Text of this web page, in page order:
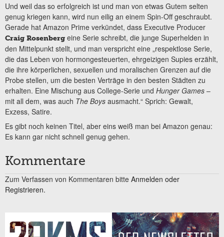
Und weil das so erfolgreich ist und man von etwas Gutem selten
genug kriegen kann, wird nun eilig an einem Spin-Off geschraubt.
Gerade hat Amazon Prime verkündet, dass Executive Producer
Craig Rosenberg eine Serie schreibt, die junge Superhelden in
den Mittelpunkt stellt, und man verspricht eine „respektlose Serie,
die das Leben von hormongesteuerten, ehrgeizigen Supies erzählt,
die ihre körperlichen, sexuellen und moralischen Grenzen auf die
Probe stellen, um die besten Verträge in den besten Städten zu
erhalten. Eine Mischung aus College-Serie und Hunger Games –
mit all dem, was auch The Boys ausmacht.“ Sprich: Gewalt,
Exzess, Satire.
Es gibt noch keinen Titel, aber eins weiß man bei Amazon genau:
Es kann gar nicht schnell genug gehen.
Kommentare
Zum Verfassen von Kommentaren bitte Anmelden oder
Registrieren.